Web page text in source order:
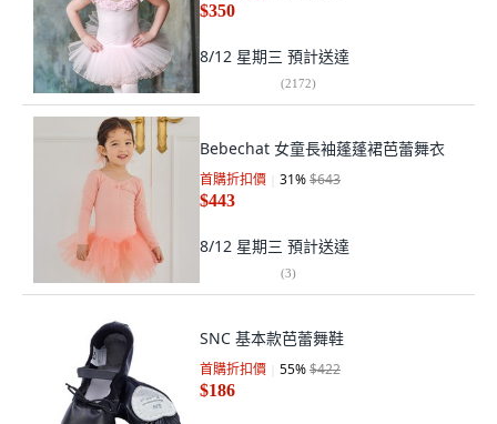
$350
8/12 星期三 預計送達
(2172)
Bebechat 女童長袖蓬蓬裙芭蕾舞衣
首購折扣價 31%$643
$443
8/12 星期三 預計送達
(3)
SNC 基本款芭蕾舞鞋
首購折扣價 55%$422
$186